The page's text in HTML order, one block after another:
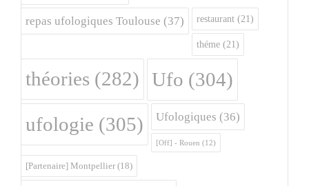
repas ufologiques Toulouse (37) restaurant (21)
théme (21)
théories (282) Ufo (304)
ufologie (305) Ufologiques (36)
[Off] - Rouen (12)
[Partenaire] Montpellier (18)